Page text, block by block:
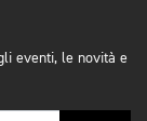
eventi, le novità e